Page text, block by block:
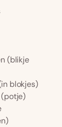
(blikje
blokjes)
(potje)